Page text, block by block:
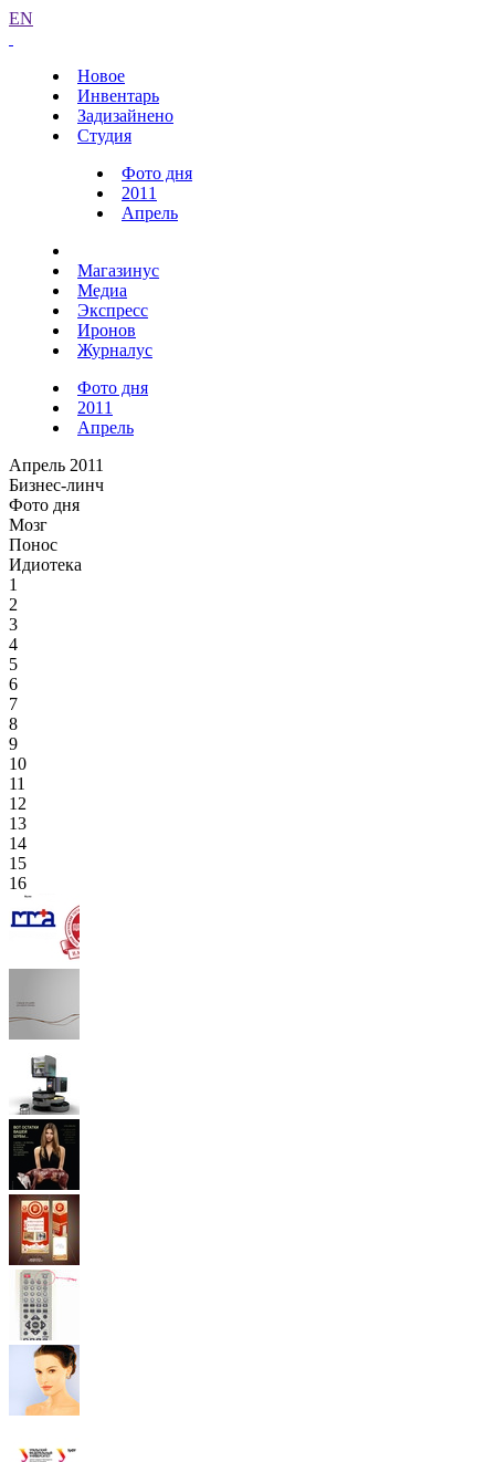
EN
Новое
Инвентарь
Задизайнено
Студия
Фото дня
2011
Апрель
Магазинус
Медиа
Экспресс
Иронов
Журналус
Фото дня
2011
Апрель
Апрель 2011
Бизнес-линч
Фото дня
Мозг
Понос
Идиотека
1
2
3
4
5
6
7
8
9
10
11
12
13
14
15
16